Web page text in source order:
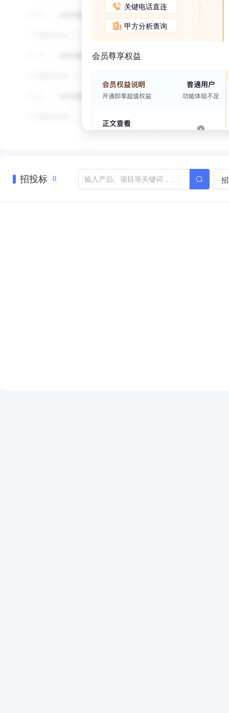
关键电话直连
甲方分析查询
会员尊享权益
招投标 0